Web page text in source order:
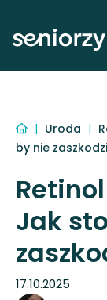
| Uroda |
by nie
Jak
17.10.2025